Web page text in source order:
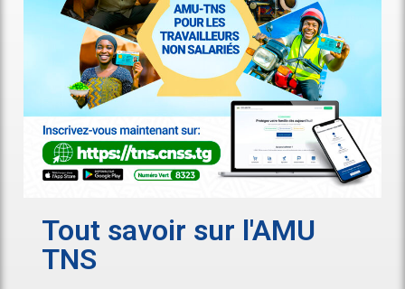
Tout savoir sur l'AMU
TNS